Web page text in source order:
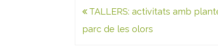
Navegació
d'entrades
TALLERS: activitats amb
parc de les olors